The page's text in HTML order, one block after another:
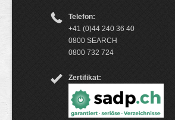
Telefon:
+41 (0)44 240 36 40
0800 SEARCH
0800 732 724
Zertifikat: